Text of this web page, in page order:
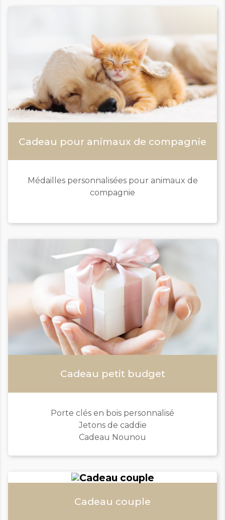
Cadeau pour animaux de compagnie
Médailles personnalisées pour animaux de
compagnie
Cadeau petit budget
Porte clés en bois personnalisé
Jetons de caddie
Cadeau Nounou
Cadeau couple